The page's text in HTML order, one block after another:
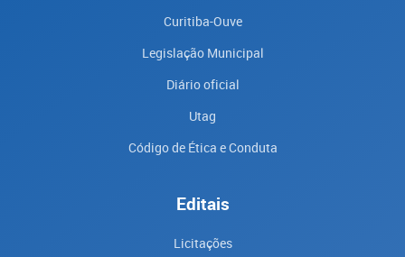
Curitiba-Ouve
Legislação Municipal
Diário oficial
Utag
Código de Ética e Conduta
Editais
Licitações